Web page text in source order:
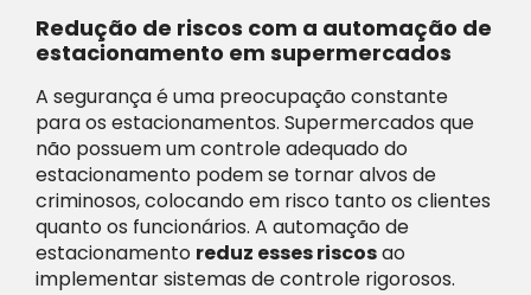
Redução de riscos com a automação de
estacionamento em supermercados
A segurança é uma preocupação constante
para os estacionamentos. Supermercados que
não possuem um controle adequado do
estacionamento podem se tornar alvos de
criminosos, colocando em risco tanto os clientes
quanto os funcionários. A automação de
estacionamento reduz esses riscosao
implementar sistemas de controle rigorosos.